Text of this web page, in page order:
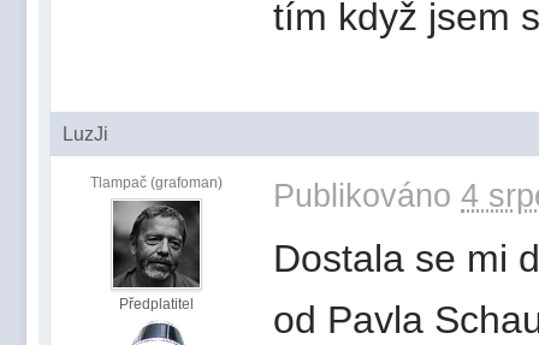
tím když jsem
LuzJi
Tlampač (grafoman)
Předplatitel
Publikováno 4
Dostala se mi
od Pavla